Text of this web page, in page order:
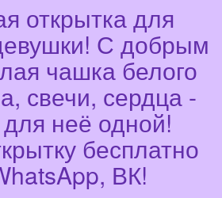
открытка для
С добрым
чашка белого
свечи, сердца -
для неё одной!
бесплатно
ВК!